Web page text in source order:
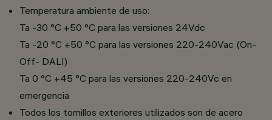
Temperatura ambiente de uso:
Ta -30 °C +50 °C para las versiones 24Vdc
Ta -20 °C +50 °C para las versiones 220-240Vac (On-
Off- DALI)
Ta 0 °C +45 °C para las versiones 220-240Vc en
emergencia
Todos los tornillos exteriores utilizados son de acero